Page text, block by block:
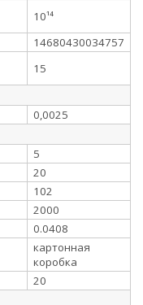
10¹⁴
14680430034757
15
0,0025
5
20
102
2000
0.0408
картонная
коробка
20